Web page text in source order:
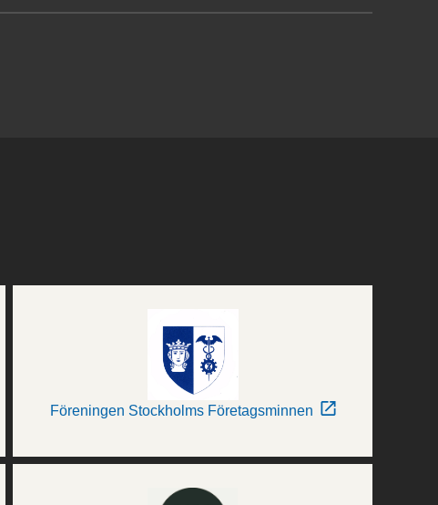
Föreningen Stockholms Företagsminnen